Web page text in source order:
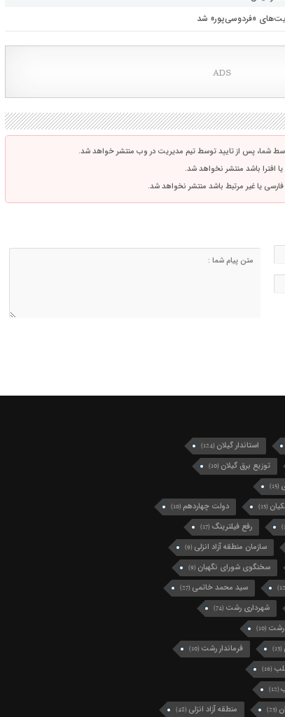
«فردوسی‌پور» شد
شما، پس از تایید توسط تیم مدیریت در وب منتشر خواهد شد.
افترا باشد منتشر نخواهد شد.
فارسی یا غیر مرتبط باشد منتشر نخواهد شد.
استاندار گیلان (124)
توزیع برق گیلان (10)
(15)
(15) دولت چهاردهم (10)
رفع فیلترینگ (17)
سازمان منطقه آزاد انزلی (9)
سخنگوی شورای نگهبان (9)
سید محمد خاتمی (27)
شهرداری رشت (74)
رشت (10)
(13) فرماندار رشت (10)
(16)
(12)
(23) منطقه آزاد انزلی (48)